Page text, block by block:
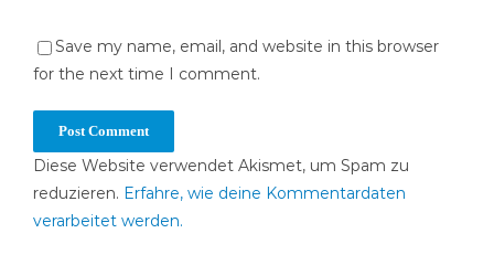
Save my name, email, and website in this browser
for the next time I comment.
Diese Website verwendet Akismet, um Spam zu
reduzieren. Erfahre, wie deine Kommentardaten
verarbeitet werden.